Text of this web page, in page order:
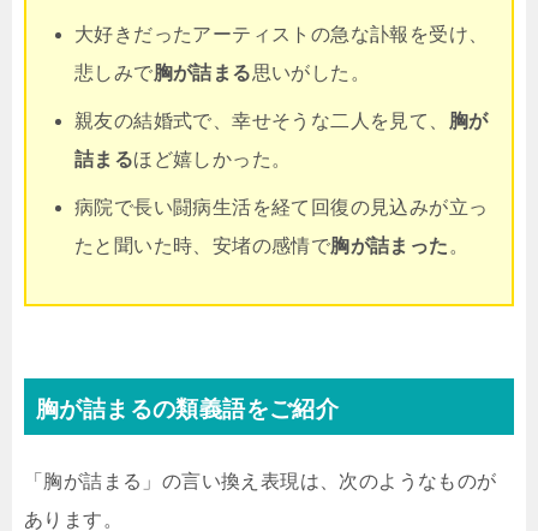
大好きだったアーティストの急な訃報を受け、
悲しみで胸が詰まる思いがした。
親友の結婚式で、幸せそうな二人を見て、 胸が
詰まるほど嬉しかった。
病院で長い闘病生活を経て回復の見込みが立っ
たと聞いた時、安堵の感情で胸が詰まった 。
胸が詰まるの類義語をご紹介
「胸が詰まる」の言い換え表現は、次のようなものが
あります。